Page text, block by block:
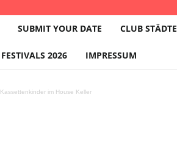
SUBMIT YOUR DATE CLUB STÄDTE
FESTIVALS 2026 IMPRESSUM
Kassettenkinder im House Keller